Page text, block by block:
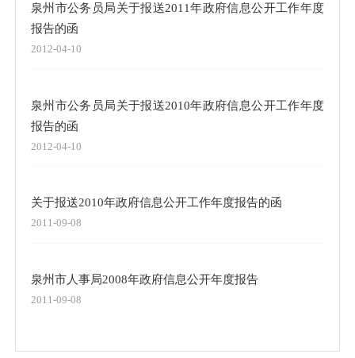
泉州市公务员局关于报送2011年政府信息公开工作年度
报告的函
2012-04-10
泉州市公务员局关于报送2010年政府信息公开工作年度
报告的函
2012-04-10
关于报送2010年政府信息公开工作年度报告的函
2011-09-08
泉州市人事局2008年政府信息公开年度报告
2011-09-08